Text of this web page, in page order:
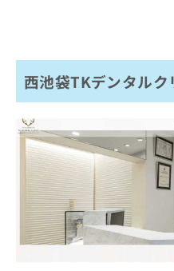
西池袋TKデンタルク